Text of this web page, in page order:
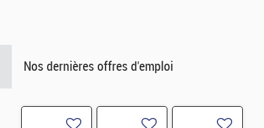
Nos dernières offres d'emploi